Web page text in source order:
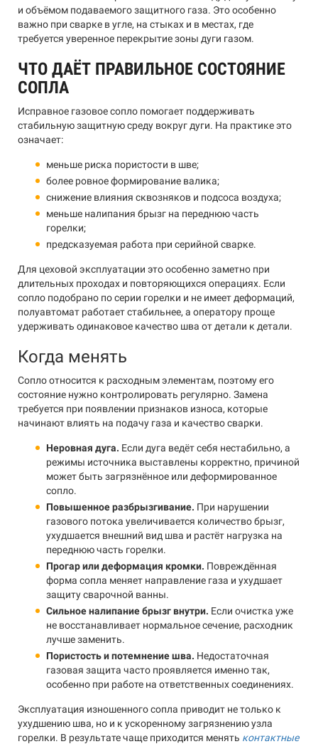
и объёмом подаваемого защитного газа. Это особенно
важно при сварке в угле, на стыках и в местах, где
требуется уверенное перекрытие зоны дуги газом.
ЧТО ДАЁТ ПРАВИЛЬНОЕ СОСТОЯНИЕ
СОПЛА
Исправное газовое сопло помогает поддерживать
стабильную защитную среду вокруг дуги. На практике это
означает:
меньше риска пористости в шве;
более ровное формирование валика;
снижение влияния сквозняков и подсоса воздуха;
меньше налипания брызг на переднюю часть
горелки;
предсказуемая работа при серийной сварке.
Для цеховой эксплуатации это особенно заметно при
длительных проходах и повторяющихся операциях. Если
сопло подобрано по серии горелки и не имеет деформаций,
полуавтомат работает стабильнее, а оператору проще
удерживать одинаковое качество шва от детали к детали.
Когда менять
Сопло относится к расходным элементам, поэтому его
состояние нужно контролировать регулярно. Замена
требуется при появлении признаков износа, которые
начинают влиять на подачу газа и качество сварки.
Неровная дуга. Если дуга ведёт себя нестабильно, а
режимы источника выставлены корректно, причиной
может быть загрязнённое или деформированное
сопло.
Повышенное разбрызгивание. При нарушении
газового потока увеличивается количество брызг,
ухудшается внешний вид шва и растёт нагрузка на
переднюю часть горелки.
Прогар или деформация кромки. Повреждённая
форма сопла меняет направление газа и ухудшает
защиту сварочной ванны.
Сильное налипание брызг внутри. Если очистка уже
не восстанавливает нормальное сечение, расходник
лучше заменить.
Пористость и потемнение шва. Недостаточная
газовая защита часто проявляется именно так,
особенно при работе на ответственных соединениях.
Эксплуатация изношенного сопла приводит не только к
ухудшению шва, но и к ускоренному загрязнению узла
горелки. В результате чаще приходится менять контактные